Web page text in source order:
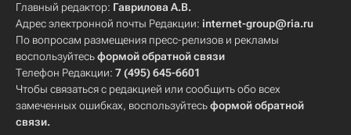
Главный редактор: Гаврилова А.В.
Адрес электронной почты Редакции: internet-group@ria.ru
По вопросам размещения пресс-релизов и рекламы
воспользуйтесьформой обратной связи
Телефон Редакции: 7 (495) 645-6601
Чтобы связаться с редакцией или сообщить обо всех
замеченных ошибках, воспользуйтесьформой обратной
связи.